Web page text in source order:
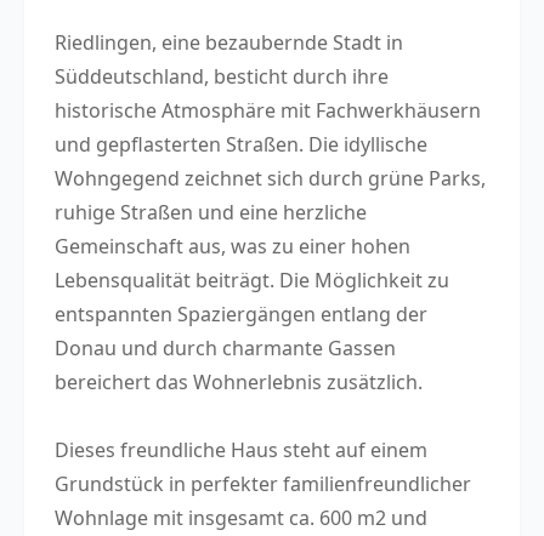
Riedlingen, eine bezaubernde Stadt in
Süddeutschland, besticht durch ihre
historische Atmosphäre mit Fachwerkhäusern
und gepflasterten Straßen. Die idyllische
Wohngegend zeichnet sich durch grüne Parks,
ruhige Straßen und eine herzliche
Gemeinschaft aus, was zu einer hohen
Lebensqualität beiträgt. Die Möglichkeit zu
entspannten Spaziergängen entlang der
Donau und durch charmante Gassen
bereichert das Wohnerlebnis zusätzlich.
Dieses freundliche Haus steht auf einem
Grundstück in perfekter familienfreundlicher
Wohnlage mit insgesamt ca. 600 m2 und